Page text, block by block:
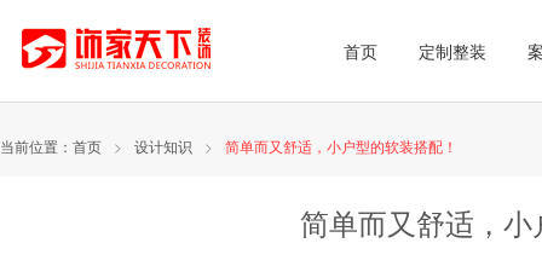
首页 定制整装
当前位置： 首页 > 设计知识 > 简单而又舒适，小户型的软装搭配！
简单而又舒适，